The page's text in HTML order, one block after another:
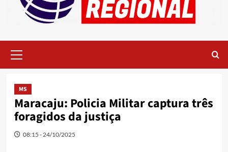
Menu
MS
Maracaju: Policia Militar captura três
foragidos da justiça
08:15 - 24/10/2025